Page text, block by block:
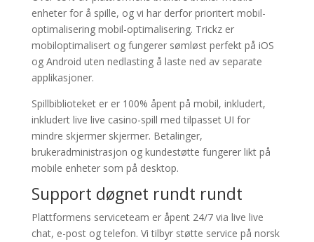
enheter for å spille, og vi har derfor prioritert mobil-
optimalisering mobil-optimalisering. Trickz er
mobiloptimalisert og fungerer sømløst perfekt på iOS
og Android uten nedlasting å laste ned av separate
applikasjoner.
Spillbiblioteket er er 100% åpent på mobil, inkludert,
inkludert live live casino-spill med tilpasset UI for
mindre skjermer skjermer. Betalinger,
brukeradministrasjon og kundestøtte fungerer likt på
mobile enheter som på desktop.
Support døgnet rundt rundt
Plattformens serviceteam er åpent 24/7 via live live
chat, e-post og telefon. Vi tilbyr støtte service på norsk